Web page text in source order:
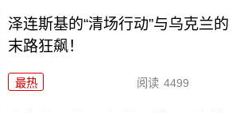
泽连斯基的“清场行动”与乌克兰的
末路狂飙！
最热 阅读 4499